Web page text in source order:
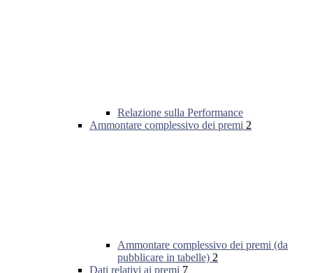
Relazione sulla Performance
Ammontare complessivo dei premi 2
Ammontare complessivo dei premi (da
pubblicare in tabelle) 2
Dati relativi ai premi 7